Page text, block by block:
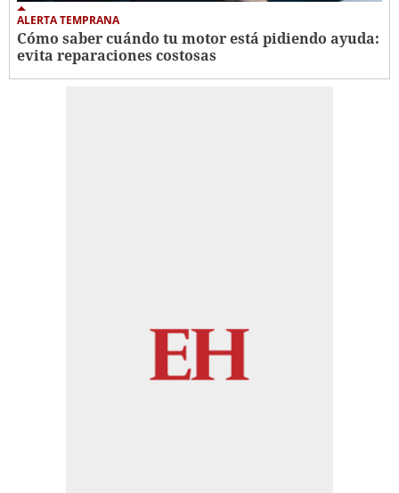
ALERTA TEMPRANA
Cómo saber cuándo tu motor está pidiendo ayuda:
evita reparaciones costosas